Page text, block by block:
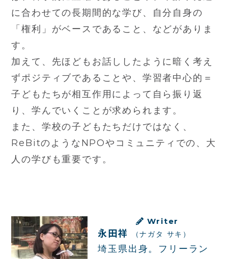
に合わせての長期間的な学び、自分自身の
「権利」がベースであること、などがありま
す。
加えて、先ほどもお話ししたように暗く考え
ずポジティブであることや、学習者中心的＝
子どもたちが相互作用によって自ら振り返
り、学んでいくことが求められます。
また、学校の子どもたちだけではなく、
ReBitのようなNPOやコミュニティでの、大
人の学びも重要です。
Writer
永田祥 （ナガタ サキ）
埼玉県出身。フリーラン